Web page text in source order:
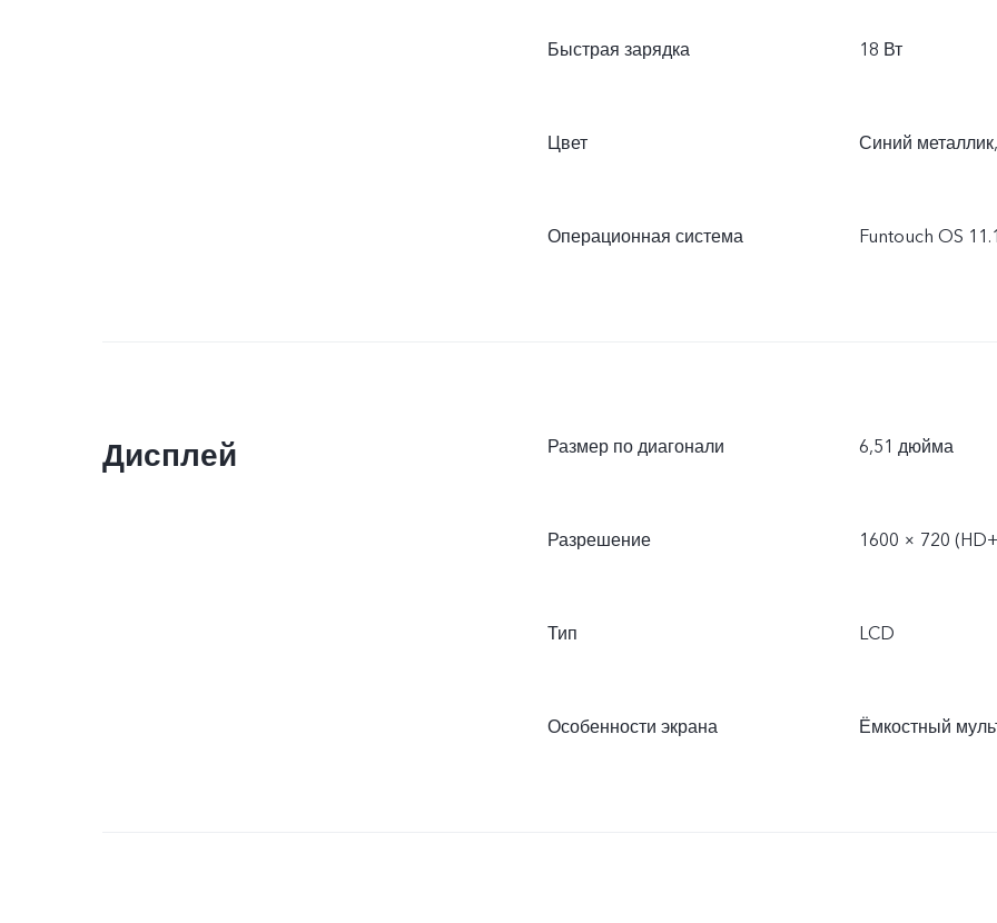
Быстрая зарядка 18 Вт
Цвет Синий
Операционная система Funtouch OS
Дисплей Размер по диагонали 6,51 дюйма
Разрешение 1600 × 720
Тип LCD
Особенности экрана Ёмкостный